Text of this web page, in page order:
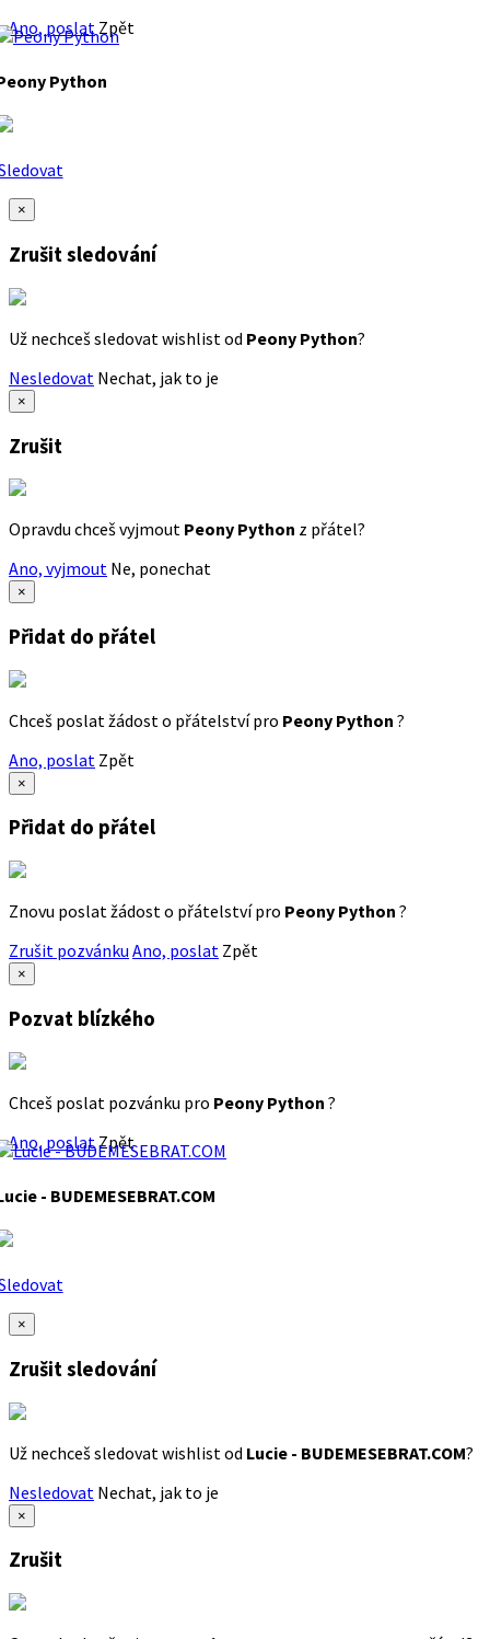
Ano, poslat Zpět
Python
×
Zrušit sledování
Už nechceš sledovat wishlist od Peony Python?
Nesledovat Nechat, jak to je
×
Zrušit
Opravdu chceš vyjmout Peony Python z přátel?
Ano, vyjmout Ne, ponechat
×
Přidat do přátel
Chceš poslat žádost o přátelství pro Peony Python ?
Ano, poslat Zpět
×
Přidat do přátel
Znovu poslat žádost o přátelství pro Peony Python ?
Zrušit pozvánku Ano, poslat Zpět
×
Pozvat blízkého
Chceš poslat pozvánku pro Peony Python ?
Ano, poslatZpět
- BUDEMESEBRAT.COM
×
Zrušit sledování
Už nechceš sledovat wishlist od Lucie - BUDEMESEBRAT.COM?
Nesledovat Nechat, jak to je
×
Zrušit